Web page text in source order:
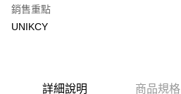
銷售重點
UNIKCY
詳細說明 商品規格